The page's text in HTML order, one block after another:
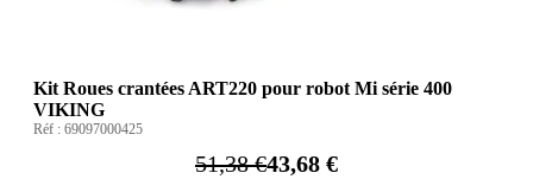
Kit Roues crantées ART220 pour robot Mi série 400
VIKING
Réf : 69097000425
51,38 €43,68 €